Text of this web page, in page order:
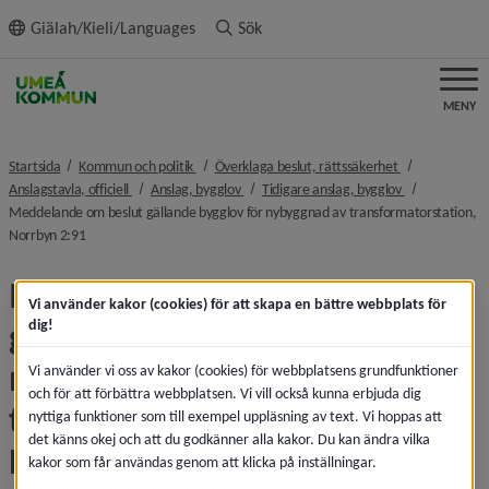
innehållet
Giälah/Kieli/Languages Sök
MENY
Startsida Kommun och politik nivå i brödsmulenavigeringen
Överklaga beslut, rättssäkerhet nivå i
Anslagstavla, officiell
nivå i brödsmulenavigeringen
Anslag, bygglov nivå i brödsmulenavigeringen
Tidigare anslag, bygglov nivå i
Meddelande om beslut gällande bygglov för nybyggnad av transformatorstation,
Norrbyn 2:91
Meddelande om beslut
gällande bygglov för
nybyggnad av
transformatorstation,
Norrbyn 2:91
Vi använder kakor (cookies) för att skapa en bättre webbplats för
dig!
Vi använder vi oss av kakor (cookies) för webbplatsens grundfunktioner
och för att förbättra webbplatsen. Vi vill också kunna erbjuda dig
nyttiga funktioner som till exempel uppläsning av text. Vi hoppas att
det känns okej och att du godkänner alla kakor. Du kan ändra vilka
kakor som får användas genom att klicka på inställningar.